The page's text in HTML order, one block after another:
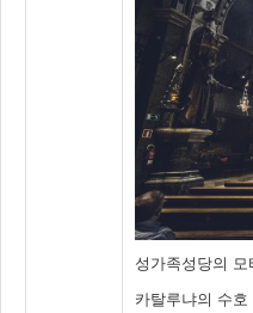
성가족성당의 모
카탈루냐의 수